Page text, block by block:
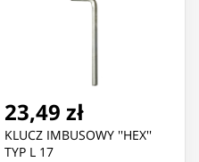
23,49 zł
KLUCZ IMBUSOWY ''HEX''
TYP L 17